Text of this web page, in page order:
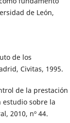
de León,
de los
Civitas, 1995.
de la prestación
estudio sobre la
2010, nº 44.